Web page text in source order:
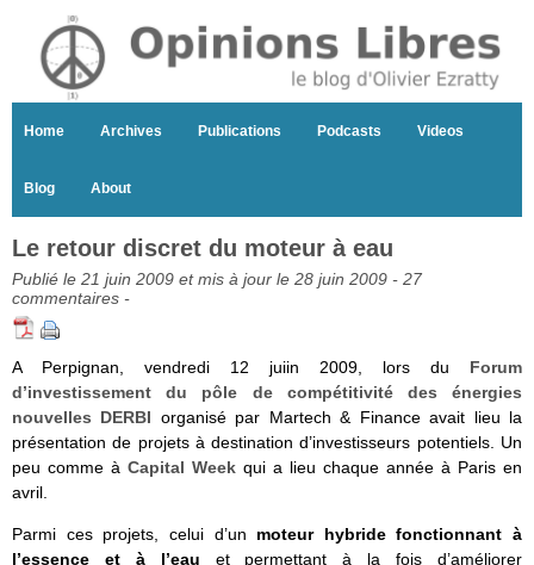
Home Archives Publications Podcasts Videos
Blog About
Le retour discret du moteur à eau
Publié le 21 juin 2009 et mis à jour le 28 juin 2009 - 27
commentaires -
A Perpignan, vendredi 12 juiin 2009, lors du Forum
d’investissement du pôle de compétitivité des énergies
nouvelles DERBI organisé par Martech & Finance avait lieu la
présentation de projets à destination d’investisseurs potentiels. Un
peu comme à Capital Week qui a lieu chaque année à Paris en
avril.
Parmi ces projets, celui d’un moteur hybride fonctionnant à
l’essence et à l’eau et permettant à la fois d’améliorer